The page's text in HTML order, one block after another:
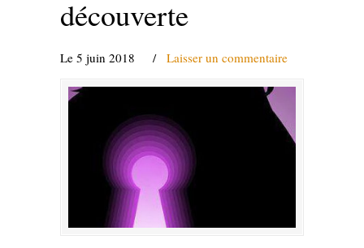
découverte
Le 5 juin 2018 / Laisser un commentaire